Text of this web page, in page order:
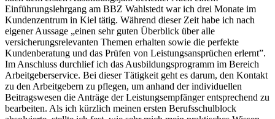
Einführungslehrgang am BBZ Wahlstedt war ich drei Monate im
Kundenzentrum in Kiel tätig. Während dieser Zeit habe ich nach
eigener Aussage „einen sehr guten Überblick über alle
versicherungsrelevanten Themen erhalten sowie die perfekte
Kundenberatung und das Prüfen von Leistungsansprüchen erlernt”.
Im Anschluss durchlief ich das Ausbildungsprogramm im Bereich
Arbeitgeberservice. Bei dieser Tätigkeit geht es darum, den Kontakt
zu den Arbeitgebern zu pflegen, um anhand der individuellen
Beitragswesen die Anträge der Leistungsempfänger entsprechend zu
bearbeiten. Als ich kürzlich meinen ersten Berufsschulblock